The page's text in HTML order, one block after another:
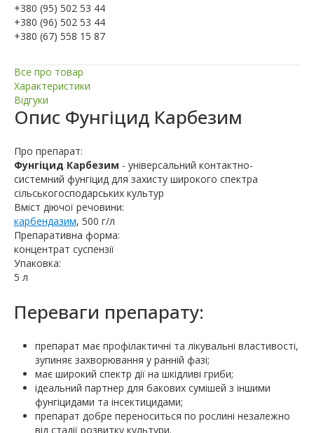
+380 (95) 502 53 44
+380 (96) 502 53 44
+380 (67) 558 15 87
Все про товар
Характеристики
Відгуки
Опис Фунгіцид Карбезим
Про препарат:
Фунгіцид Карбезим - універсальний контактно-
системний фунгіцид для захисту широкого спектра
сільськогосподарських культур
Вміст діючої речовини:
карбендазим, 500 г/л
Препаративна форма:
концентрат суспензії
Упаковка:
5 л
Переваги препарату:
препарат має профілактичні та лікувальні властивості,
зупиняє захворювання у ранній фазі;
має широкий спектр дії на шкідливі гриби;
ідеальний партнер для бакових сумішей з іншими
фунгіцидами та інсектицидами;
препарат добре переноситься по рослині незалежно
від стадії розвитку культури.